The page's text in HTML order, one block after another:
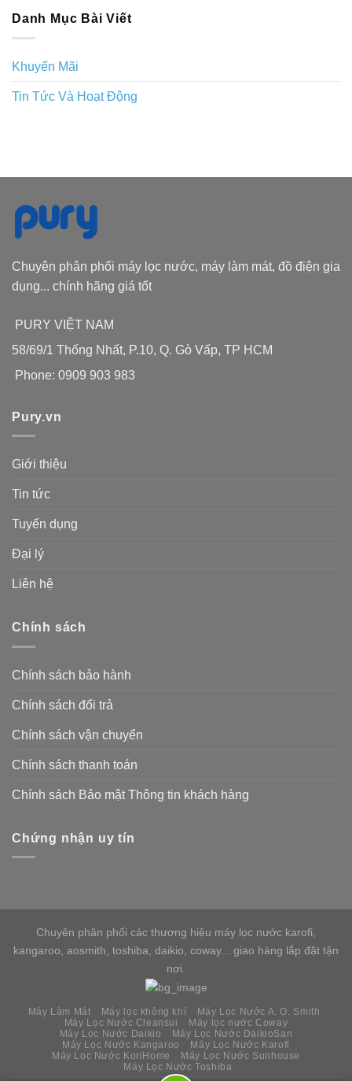
Danh Mục Bài Viết
Khuyến Mãi
Tin Tức Và Hoạt Động
Chuyên phân phối máy lọc nước, máy làm mát, đồ điện gia
dụng... chính hãng giá tốt
PURY VIỆT NAM
58/69/1 Thống Nhất, P.10, Q. Gò Vấp, TP HCM
Phone: 0909 903 983
Pury.vn
Giới thiệu
Tin tức
Tuyển dụng
Đại lý
Liên hệ
Chính sách
Chính sách bảo hành
Chính sách đổi trả
Chính sách vận chuyển
Chính sách thanh toán
Chính sách Bảo mật Thông tin khách hàng
Chứng nhận uy tín
Chuyên phân phối các thương hiệu máy lọc nước karofi,
kangaroo, aosmith, toshiba, daikio, coway... giao hàng lắp đặt tận
nơi.
Máy Làm Mát Máy lọc không khí
Máy Lọc Nước A. O. Smith
Máy Lọc Nước Cleansui
Máy lọc nước Coway
Máy Lọc Nước Daikio
Máy Lọc Nước DaikioSan
Máy Lọc Nước Kangaroo
Máy Lọc Nước Karofi
Máy Lọc Nước KoriHome
Máy Lọc Nước Sunhouse
Máy Lọc Nước Toshiba